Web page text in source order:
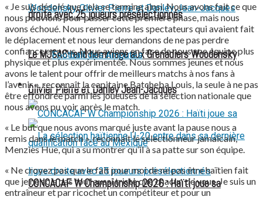
Le MJSAC rend hommage aux Grenadiers Woodensky
Olivier Pierre et Danley Jean-Jacques
droite avec 25 joueurs présélectionnés
Football des Amputés
FOOTBALL FÉMININ
CONCACAF W Championship 2026 : Haïti joue sa
« Je suis désolé que cela se termine ainsi. Nous avons fait ce que
nous pouvions pour passer cette première phase, mais nous
avons échoué. Nous remercions les spectateurs qui avaient fait
le déplacement et nous leur demandons de ne pas perdre
confiance en nous. Nous avions en face de nous une équipe plus
physique et plus expérimentée. Nous sommes jeunes et nous
avons le talent pour offrir de meilleurs matchs à nos fans à
l’avenir », reconnaît la capitaine Batcheba Louis, la seule à ne pas
être effondrée parmi les joueuses de la sélection nationale que
nous avons pu voir après le match.
« Le but que nous avons marqué juste avant la pause nous a
remis dans le match », reconnait le sélectionneur jamaïcain,
Menzies Hue, qui a su montrer qu’il à sa patte sur son équipe.
« Ne croyez pas que le fait pour moi de ne pas être haïtien fait
que je ne sois pas tout aussi triste que chacun de vous. Je suis un
entraîneur et par ricochet un compétiteur et pour un